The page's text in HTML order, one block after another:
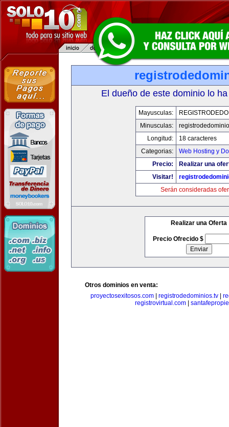
El dueño de este dominio lo
Mayusculas:
Minusculas:
Longitud:
18 caracteres
Categorias:
Web Hosting y
Precio:
Realizar una
Visitar!
Serán consideradas
Realizar una Oferta
Precio Ofrecido $
Otros dominios en venta:
proyectosexitosos.com
registrodedominios.tv
registrovirtual.com